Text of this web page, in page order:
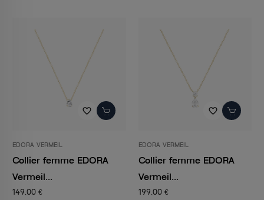
favorite_border
EDORA VERMEIL
Collier femme EDORA
Vermeil...
149,00 €
favorite_border
EDORA VERMEIL
Collier femme EDORA
Vermeil...
199,00 €